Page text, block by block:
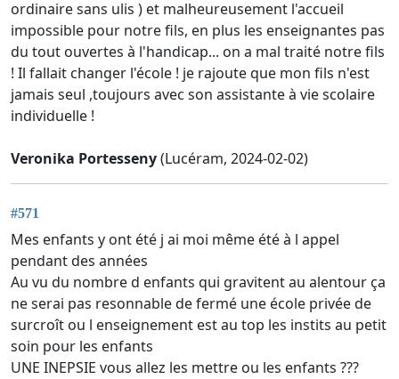
ordinaire sans ulis ) et malheureusement l'accueil
impossible pour notre fils, en plus les enseignantes pas
du tout ouvertes à l'handicap... on a mal traité notre fils
! Il fallait changer l'école ! je rajoute que mon fils n'est
jamais seul ,toujours avec son assistante à vie scolaire
individuelle !
Veronika Portesseny(Lucéram, 2024-02-02)
#571
Mes enfants y ont été j ai moi même été à l appel
pendant des années
Au vu du nombre d enfants qui gravitent au alentour ça
ne serai pas resonnable de fermé une école privée de
surcroît ou l enseignement est au top les instits au petit
soin pour les enfants
UNE INEPSIE vous allez les mettre ou les enfants ???